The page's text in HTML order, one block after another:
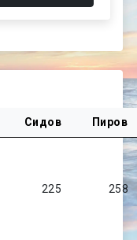
Сидов Пиров
225 258